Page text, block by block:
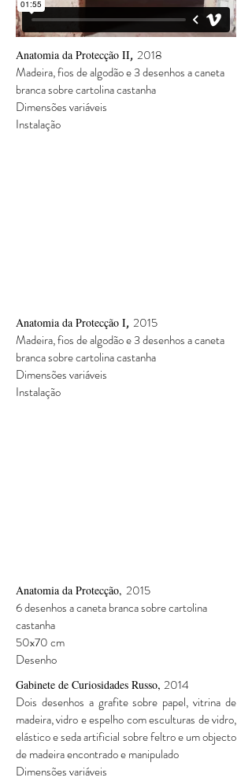
Anatomia da Protecção II, 2018
Madeira, fios de algodão e 3 desenhos a caneta
branca sobre cartolina castanha
Dimensões variáveis
Instalação
Anatomia da Protecção I, 2015
Madeira, fios de algodão e 3 desenhos a caneta
branca sobre cartolina castanha
Dimensões variáveis
Instalação
Anatomia da Protecção, 2015
6 desenhos a caneta branca sobre cartolina
castanha
50x70 cm
Desenho
Gabinete de Curiosidades Russo, 2014
Dois desenhos a grafite sobre papel, vitrina de
madeira, vidro e espelho com esculturas de vidro,
elástico e seda artificial sobre feltro e um objecto
de madeira encontrado e manipulado
Dimensões variáveis